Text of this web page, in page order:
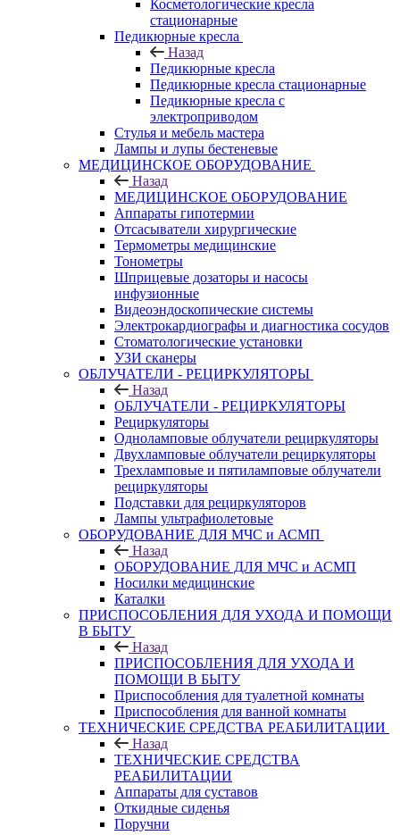
Косметологические кресла
стационарные
Педикюрные кресла
Назад
Педикюрные кресла
Педикюрные кресла стационарные
Педикюрные кресла с
электроприводом
Стулья и мебель мастера
Лампы и лупы бестеневые
МЕДИЦИНСКОЕ ОБОРУДОВАНИЕ
Назад
МЕДИЦИНСКОЕ ОБОРУДОВАНИЕ
Аппараты гипотермии
Отсасыватели хирургические
Термометры медицинские
Тонометры
Шприцевые дозаторы и насосы
инфузионные
Видеоэндоскопические системы
Электрокардиографы и диагностика сосудов
Стоматологические установки
УЗИ сканеры
ОБЛУЧАТЕЛИ - РЕЦИРКУЛЯТОРЫ
Назад
ОБЛУЧАТЕЛИ - РЕЦИРКУЛЯТОРЫ
Рециркуляторы
Одноламповые облучатели рециркуляторы
Двухламповые облучатели рециркуляторы
Трехламповые и пятиламповые облучатели
рециркуляторы
Подставки для рециркуляторов
Лампы ультрафиолетовые
ОБОРУДОВАНИЕ ДЛЯ МЧС и АСМП
Назад
ОБОРУДОВАНИЕ ДЛЯ МЧС и АСМП
Носилки медицинские
Каталки
ПРИСПОСОБЛЕНИЯ ДЛЯ УХОДА И ПОМОЩИ
В БЫТУ
Назад
ПРИСПОСОБЛЕНИЯ ДЛЯ УХОДА И
ПОМОЩИ В БЫТУ
Приспособления для туалетной комнаты
Приспособления для ванной комнаты
ТЕХНИЧЕСКИЕ СРЕДСТВА РЕАБИЛИТАЦИИ
Назад
ТЕХНИЧЕСКИЕ СРЕДСТВА
РЕАБИЛИТАЦИИ
Аппараты для суставов
Откидные сиденья
Поручни